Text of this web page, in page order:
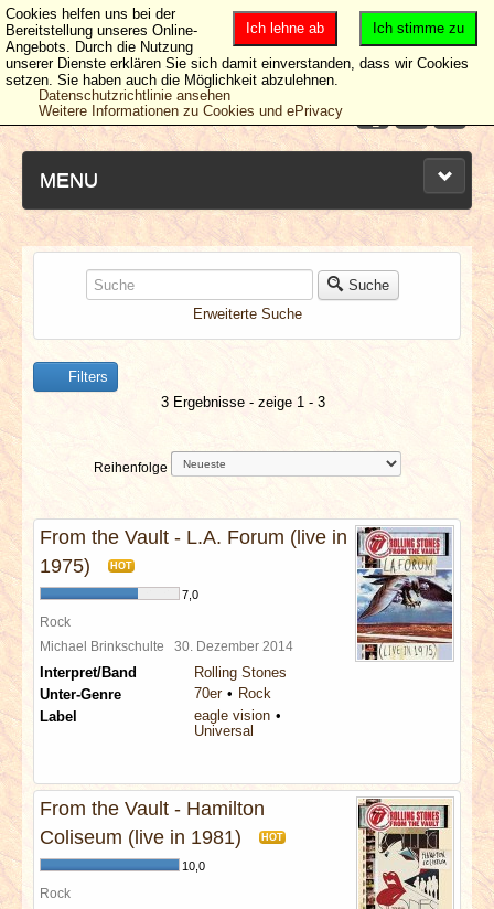
MENU
NEUESTE ARTIKEL
NEWS & DATES
BERICHTE
VERLOSUNGEN
SPECIALS
REDAKTION
LINKS
Suche
Erweiterte Suche
Filters
3 Ergebnisse - zeige 1 - 3
Reihenfolge
From the Vault - L.A. Forum (live in
1975)
HOT
7,0
Rock
Michael Brinkschulte 30. Dezember 2014
Interpret/Band
Rolling Stones
Unter-Genre
70er
Rock
Label
eagle vision
Universal
From the Vault - Hamilton
Coliseum (live in 1981)
HOT
10,0
Rock
Ich stimme zu
Ich lehne ab
Cookies helfen uns bei der
Bereitstellung unseres Online-
Angebots. Durch die Nutzung
unserer Dienste erklären Sie sich damit einverstanden, dass wir Cookies
setzen. Sie haben auch die Möglichkeit abzulehnen.
Datenschutzrichtlinie ansehen
Weitere Informationen zu Cookies und ePrivacy